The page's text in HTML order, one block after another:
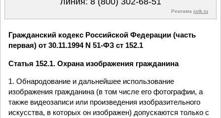
Реклама jurik.ru
Гражданский кодекс Российской Федерации (часть
первая) от 30.11.1994 N 51-ФЗ ст 152.1
Статья 152.1. Охрана изображения гражданина
1. Обнародование и дальнейшее использование
изображения гражданина (в том числе его фотографии, а
также видеозаписи или произведения изобразительного
искусства, в которых он изображен) допускаются только с